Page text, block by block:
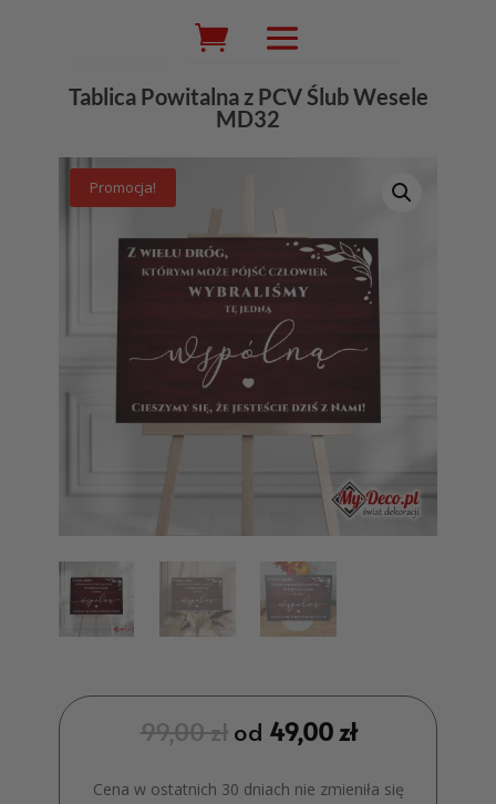
Wyszukiwarka
produktów
Tablica Powitalna z PCV Ślub Wesele
MD32
Promocja!
99,00złod 49,00zł
Cena w ostatnich 30 dniach nie zmieniła się